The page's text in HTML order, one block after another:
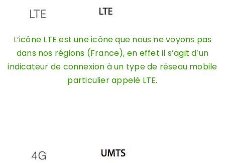
L’icône LTE est une icône que nous ne voyons pas
dans nos régions (France), en effet il s’agit d’un
indicateur de connexion à un type de réseau mobile
particulier appelé LTE.